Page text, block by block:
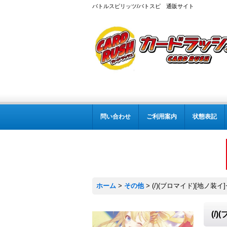
バトルスピリッツ/バトスピ 通販サイト
問い合わせ ご利用案内 状態表記
ホーム > その他 > (/)(ブロマイド)[地ノ装イ
(/)(